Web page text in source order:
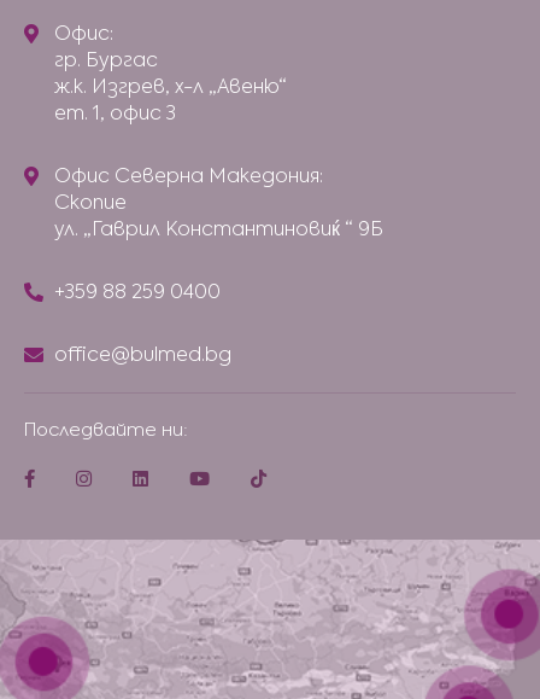
Офис:
гр. Бургас
ж.к. Изгрев, х-л „Авеню“
ет. 1, офис 3
Офис Северна Македония:
Скопие
ул. „Гаврил Константиновиќ “ 9Б
+359 88 259 0400
office@bulmed.bg
Последвайте ни: